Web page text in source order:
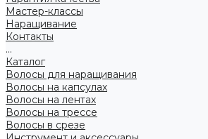
Мастер-классы
Наращивание
Контакты
...
Каталог
Волосы для наращивания
Волосы на капсулах
Волосы на лентах
Волосы на трессе
Волосы в срезе